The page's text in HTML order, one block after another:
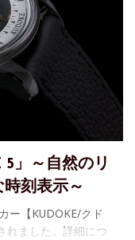
5」～自然のリ
刻表示～
ー【KUDOKE/クド
れました。詳細につ